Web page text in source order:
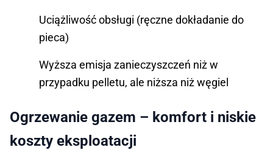
Uciążliwość obsługi (ręczne dokładanie do
pieca)
Wyższa emisja zanieczyszczeń niż w
przypadku pelletu, ale niższa niż węgiel
Ogrzewanie gazem – komfort i niskie
koszty eksploatacji